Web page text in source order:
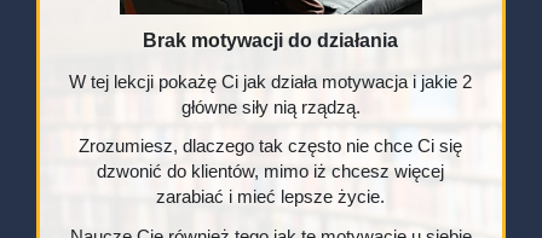
Brak motywacji do działania
W tej lekcji pokażę Ci jak działa motywacja i jakie 2
główne siły nią rządzą.
Zrozumiesz, dlaczego tak często nie chce Ci się
dzwonić do klientów, mimo iż chcesz więcej
zarabiać i mieć lepsze życie.